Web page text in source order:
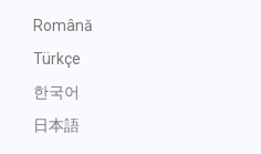
Română
Türkçe
한국어
日本語